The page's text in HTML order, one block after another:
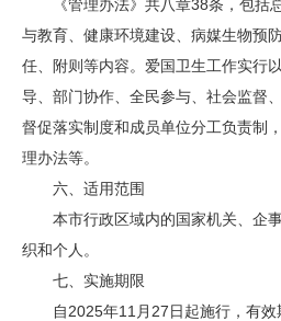
《管理办法》共八章38条，包括
与教育、健康环境建设、病媒生物预
任、附则等内容。爱国卫生工作实行
导、部门协作、全民参与、社会监督
督促落实制度和成员单位分工负责制
理办法等。
六、适用范围
本市行政区域内的国家机关、企事
织和个人。
七、实施期限
自2025年11月27日起施行，有效